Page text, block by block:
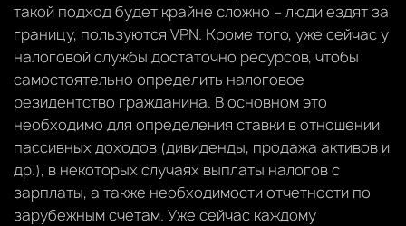
такой подход будет крайне сложно – люди ездят за
границу, пользуются VPN. Кроме того, уже сейчас у
налоговой службы достаточно ресурсов, чтобы
самостоятельно определить налоговое
резидентство гражданина. В основном это
необходимо для определения ставки в отношении
пассивных доходов (дивиденды, продажа активов и
др.), в некоторых случаях выплаты налогов с
зарплаты, а также необходимости отчетности по
зарубежным счетам. Уже сейчас каждому